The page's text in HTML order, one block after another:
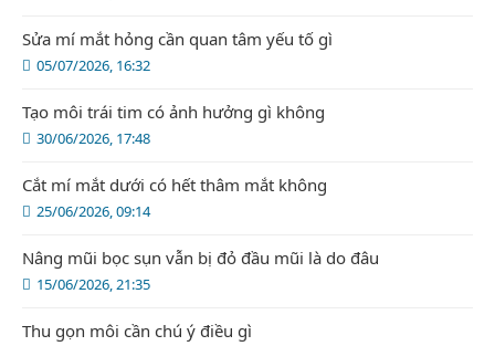
05/07/2026, 16:32
Sửa mí mắt hỏng cần quan tâm yếu tố gì
30/06/2026, 17:48
Tạo môi trái tim có ảnh hưởng gì không
25/06/2026, 09:14
Cắt mí mắt dưới có hết thâm mắt không
15/06/2026, 21:35
Nâng mũi bọc sụn vẫn bị đỏ đầu mũi là do đâu
Thu gọn môi cần chú ý điều gì